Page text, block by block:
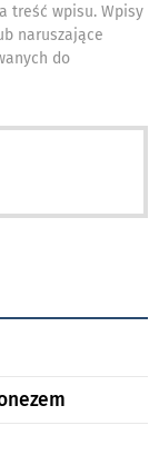
treść wpisu. Wpisy
naruszające
do